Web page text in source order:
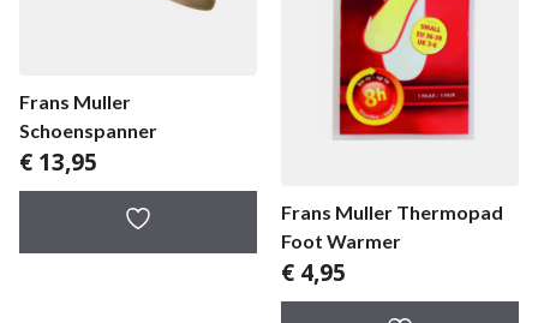
Frans Muller
Schoenspanner
€ 13,95
Frans Muller Thermopad
Foot Warmer
€ 4,95